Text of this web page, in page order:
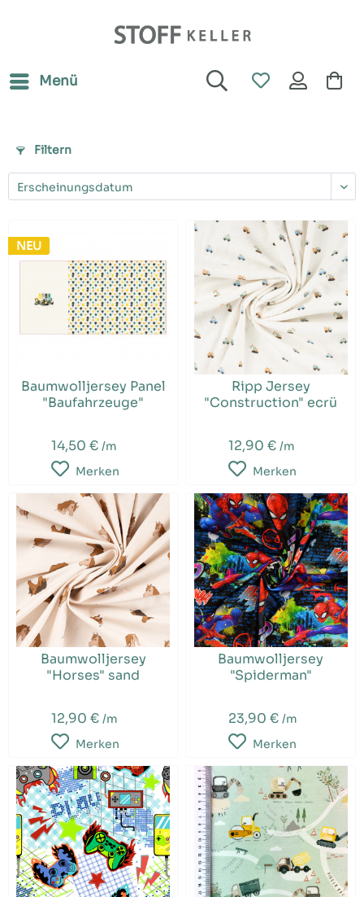
Menü
Filtern
NEU
Baumwolljersey Panel
"Baufahrzeuge"
14,50 € /m
Merken
Ripp Jersey
"Construction" ecrü
12,90 €/m
Merken
Baumwolljersey
"Horses" sand
12,90 € /m
Merken
Baumwolljersey
"Spiderman"
23,90 €/m
Merken